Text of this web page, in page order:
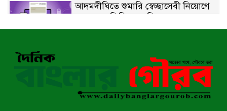
আদমদীঘিতে শুমারি স্বেচ্ছাসেবী নিয়োগে
যোগ্যতার ভিত্তিতে তালিকা প্রকাশ;
নির্বাচিতদের আ.লীগ ট্যাগে প্রচারণা
নেওয়ার হুমকি দিলেন দোড়া মাদরাসার
পরিচয় দেওয়া সভাপতি
উখিয়ায় বিজিবির অভিযানে ৪০ হাজার
ইয়াবাসহ যুবক আটক